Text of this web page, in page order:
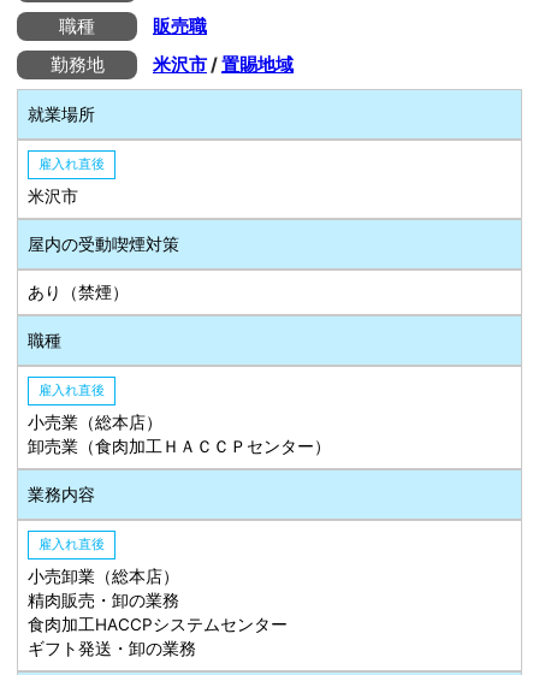
職種
販売職
勤務地
米沢市 /置賜地域
就業場所
雇入れ直後
米沢市
屋内の受動喫煙対策
あり（禁煙）
職種
雇入れ直後
小売業（総本店）
卸売業（食肉加工ＨＡＣＣＰセンター）
業務内容
雇入れ直後
小売卸業（総本店）
精肉販売・卸の業務
食肉加工HACCPシステムセンター
ギフト発送・卸の業務